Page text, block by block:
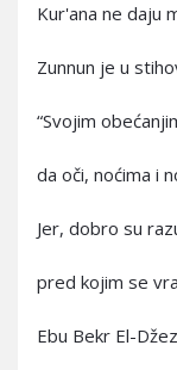
Kur'ana ne daju
Zunnun je u
“Svojim
da oči, noćima i
Jer, dobro su
pred kojim se
Ebu Bekr El-